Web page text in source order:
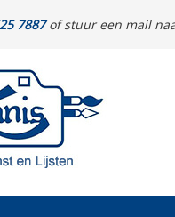
7887of stuur een mail